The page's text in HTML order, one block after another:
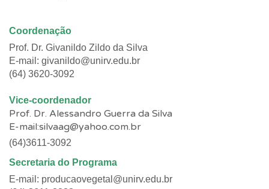
Coordenação
Prof. Dr. Givanildo Zildo da Silva
E-mail: givanildo@unirv.edu.br
(64) 3620-3092
Vice-coordenador
Prof. Dr. Alessandro Guerra da Silva
E-mail:silvaag@yahoo.com.br
(64)3611-3092
Secretaria do Programa
E-mail: producaovegetal@unirv.edu.br